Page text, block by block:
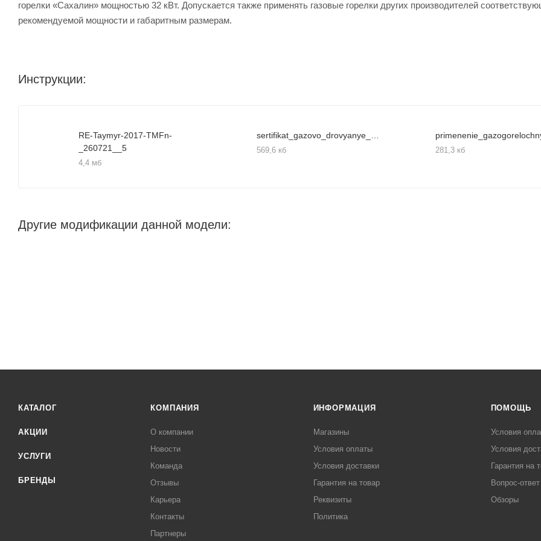
горелки «Сахалин» мощностью 32 кВт. Допускается также применять газовые горелки других производителей
рекомендуемой мощности и габаритным размерам.
Инструкции:
RE-Taymyr-2017-TMFn-
_260721__5
4,4 мб
569,6 кб 281,3 кб
Другие модификации данной модели:
КАТАЛОГ
АКЦИИ
УСЛУГИ
БРЕНДЫ
КОМПАНИЯ
О компании
Новости
Команда
Отзывы
Карьера
Контакты
Партнеры
ИНФОРМАЦИЯ
Магазины
Условия оплаты
Условия доставки
Гарантия на товар
Реквизиты
Политика
ПОМОЩЬ
Условия
Условия
Гарантия на
Вопрос-ответ
Обзоры